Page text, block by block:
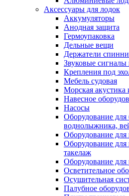
Аксессуары для лодок
Аккумуляторы
Анодная защита
Гермоупаковка
Дельные вещи
Держатели
Звуковые
Крепления под
Мебель судовая
Морская акустика
Навесное
Насосы
Оборудование для
воднолыжника,
Оборудование
Оборудование для
такелаж
Оборудование для
Осветительное
Осушительная
Палубное